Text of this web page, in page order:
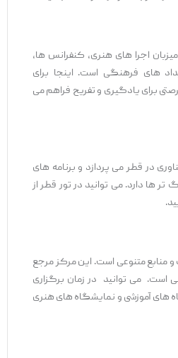
اجرا های هنری، کنفرانس‌ ها،
های فرهنگی است. اینجا برای
برای یادگیری و تفریح فراهم می
در قطر می ‌پردازد و برنامه ‌های
ها دارد. می توانید در تور قطر از
منابع متنوعی است. این مرکز مرجع
می توانید در زمان برگزاری
‌های آموزشی و نمایشگاه ‌های هنری